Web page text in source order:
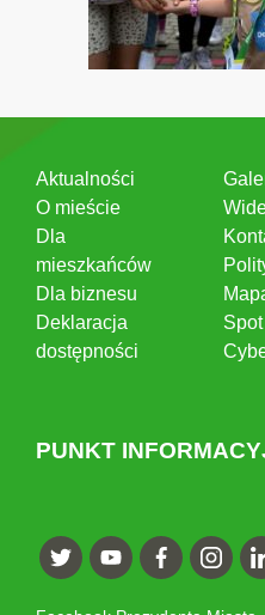
Aktualności
O mieście
Dla
mieszkańców
Dla biznesu
Deklaracja
dostępności
Spot
PUNKT